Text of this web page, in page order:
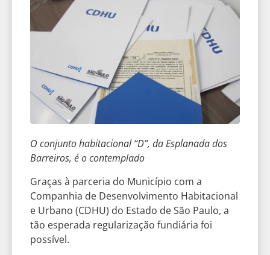
O conjunto habitacional “D”, da Esplanada dos
Barreiros, é o contemplado
Graças à parceria do Município com a
Companhia de Desenvolvimento Habitacional
e Urbano (CDHU) do Estado de São Paulo, a
tão esperada regularização fundiária foi
possível.